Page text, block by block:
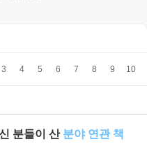
3 4 5 6 7 8 9 10
분들이 산 분야 연관 책